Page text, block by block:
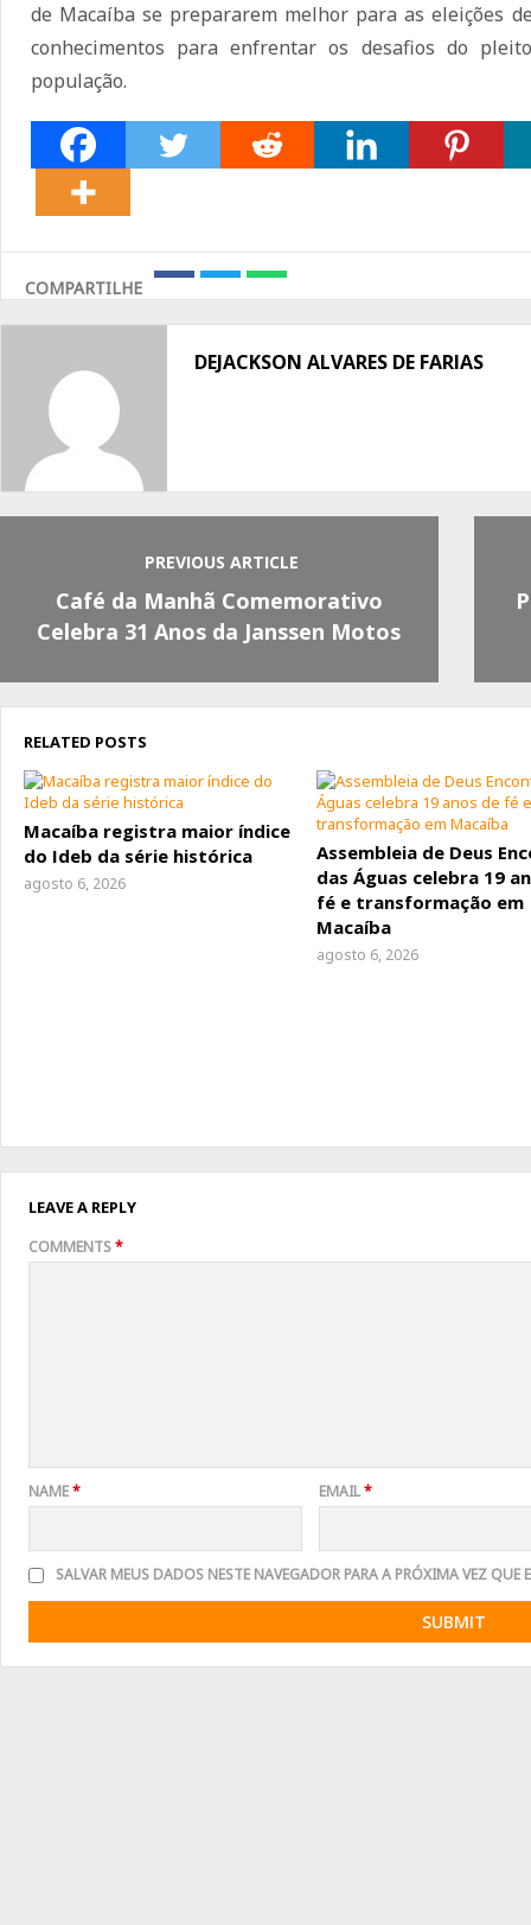
de Macaíba se prepararem melhor para as eleições
conhecimentos para enfrentar os desafios do
população.
COMPARTILHE
on
Facebook
on
Twitter
on
Whatsapp
DEJACKSON ALVARES DE FARIAS
PREVIOUS ARTICLE
Café da Manhã Comemorativo
Celebra 31 Anos da Janssen Motos
RELATED POSTS
Macaíba registra maior índice
do Ideb da série histórica
agosto 6, 2026
Assembleia de Deus
das Águas celebra 19
fé e transformação em
Macaíba
agosto 6, 2026
LEAVE A REPLY
COMMENTS*
NAME* EMAIL*
SALVAR MEUS DADOS NESTE NAVEGADOR PARA A PRÓXIMA VEZ QUE